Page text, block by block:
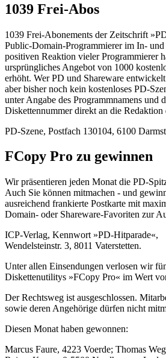
1039 Frei-Abos
1039 Frei-Abonements der Zeitschrift
Public-Domain-Programmierer im In-
positiven Reaktion vieler Programmierer
ursprüngliches Angebot von 1000
erhöht. Wer PD und Shareware
aber bisher noch kein kostenloses PD-
unter Angabe des Programmnamens und
Diskettennummer direkt an die Redaktion
PD-Szene, Postfach 130104, 6100
FCopy Pro zu gewinnen
Wir präsentieren jeden Monat die PD-
Auch Sie können mitmachen - und
ausreichend frankierte Postkarte mit
Domain- oder Shareware-Favoriten zur
ICP-Verlag, Kennwort »PD-Hitparade«,
Wendelsteinstr. 3, 8011 Vaterstetten.
Unter allen Einsendungen verlosen wir
Diskettenutilitys »FCopy Pro« im Wert
Der Rechtsweg ist ausgeschlossen.
sowie deren Angehörige dürfen nicht
Diesen Monat haben gewonnen:
Marcus Faure, 4223 Voerde; Thomas